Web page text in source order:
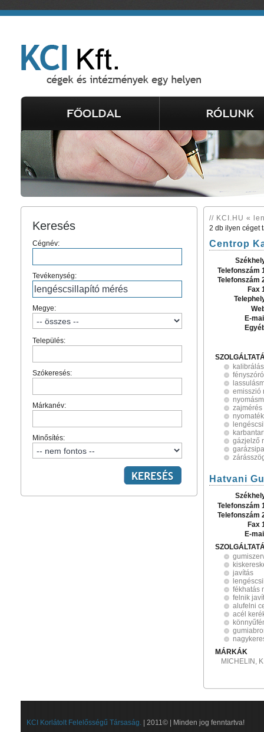
Keresés
Cégnév:
Tevékenység:
Megye:
Település:
Szókeresés:
Márkanév:
Minősítés:
// KCI.HU «
2 db ilyen céget
Centrop
Telefonszám
Telefonszám
Fax
E-
kalibrálás
emisszió
zajmérés
gázjelző
Hatvani
Telefonszám
Telefonszám
Fax
E-
javítás
fékhatás
felnik
alufelni
acél
MÁRKÁK
MICHELIN,
KCI Korlátolt Felelősségű Társaság. | 2011© | Minden jog fenntartva!